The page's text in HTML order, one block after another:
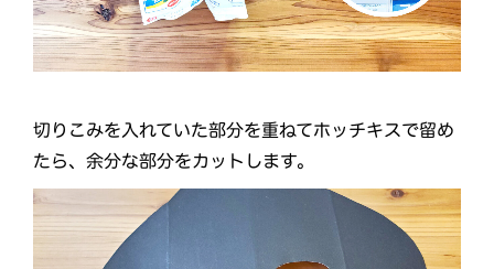
切りこみを入れていた部分を重ねてホッチキスで留め
たら、余分な部分をカットします。